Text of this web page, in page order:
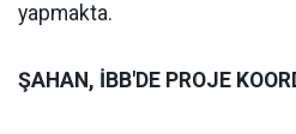
yapmakta.
ŞAHAN, İBB'DE PROJE